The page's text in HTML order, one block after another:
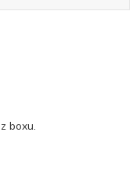
boxu.